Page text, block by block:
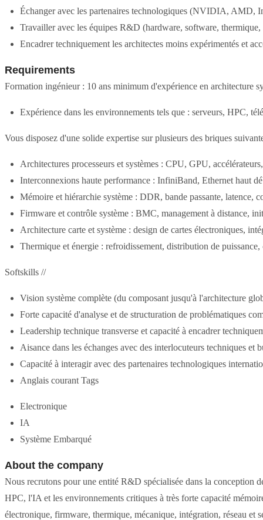
Échanger avec les partenaires technologiques (NVIDIA, AMD,
Travailler avec les équipes R&D (hardware, software,
Encadrer techniquement les architectes moins expérimentés et
Requirements
Formation ingénieur : 10 ans minimum d'expérience en architecture
Expérience dans les environnements tels que : serveurs, HPC,
Vous disposez d'une solide expertise sur plusieurs des briques
Architectures processeurs et systèmes : CPU, GPU,
Interconnexions haute performance : InfiniBand, Ethernet haut
Mémoire et hiérarchie système : DDR, bande passante, latence,
Firmware et contrôle système : BMC, management à distance,
Architecture carte et système : design de cartes électroniques,
Thermique et énergie : refroidissement, distribution de
Softskills //
Vision système complète (du composant jusqu'à l'architecture
Forte capacité d'analyse et de structuration de problématiques
Leadership technique transverse et capacité à encadrer
Aisance dans les échanges avec des interlocuteurs techniques et
Capacité à interagir avec des partenaires technologiques
Anglais courant Tags
Electronique
IA
Système Embarqué
About the company
Nous recrutons pour une entité R&D spécialisée dans la conception
HPC, l'IA et les environnements critiques à très forte capacité
électronique, firmware, thermique, mécanique, intégration, réseau et